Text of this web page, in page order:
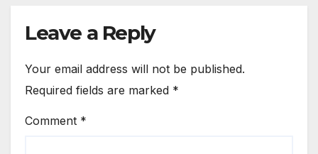
Leave a Reply
Your email address will not be published.
Required fields are marked *
Comment *